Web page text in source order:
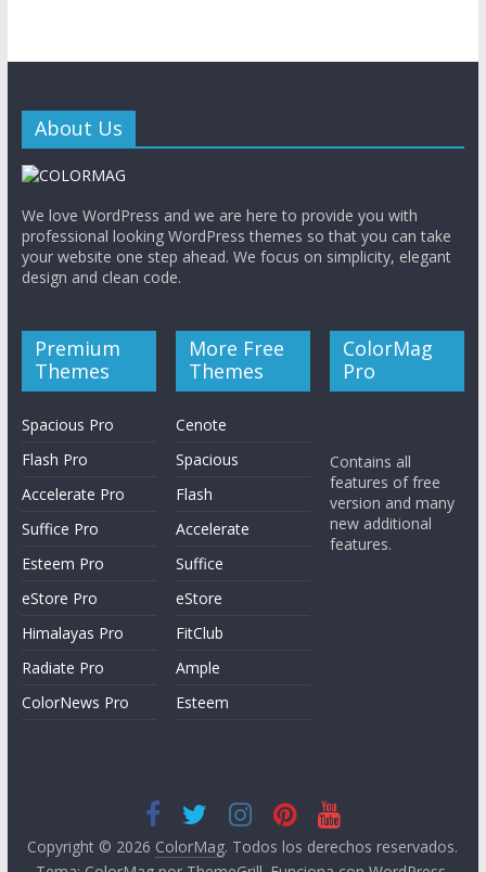
About Us
We love WordPress and we are here to provide you with
professional looking WordPress themes so that you can take
your website one step ahead. We focus on simplicity, elegant
design and clean code.
Premium
Themes
Spacious Pro
Flash Pro
Accelerate Pro
Suffice Pro
Esteem Pro
eStore Pro
Himalayas Pro
Radiate Pro
ColorNews Pro
More Free
Themes
Cenote
Spacious
Flash
Accelerate
Suffice
eStore
FitClub
Ample
Esteem
ColorMag
Pro
Contains all
features of free
version and many
new additional
features.
Copyright © 2026 ColorMag. Todos los derechos reservados.